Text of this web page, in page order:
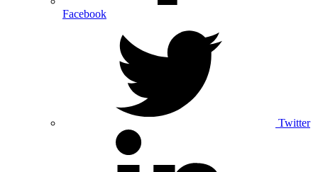
Facebook
Twitter